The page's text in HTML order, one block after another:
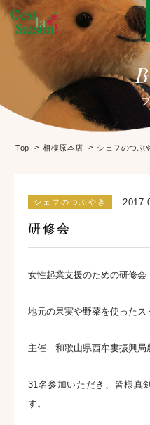
Top > 相模原本店 > シェフのつぶ
シェフのつぶやき
研修会
女性起業支援のための研修会
地元の果実や野菜を使ったス
主催 和歌山県西牟婁振興局
31名参加いただき、皆様真
す。